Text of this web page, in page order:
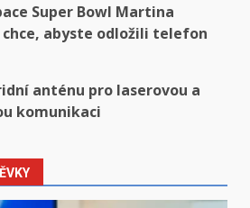
Super Bowl Martina
chce, abyste odložili telefon
anténu pro laserovou a
komunikaci